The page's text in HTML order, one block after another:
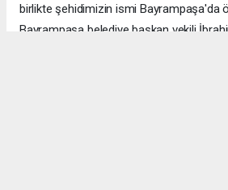
birlikte şehidimizin ismi Bayrampaşa'da
Bayrampaşa belediye başkan vekili